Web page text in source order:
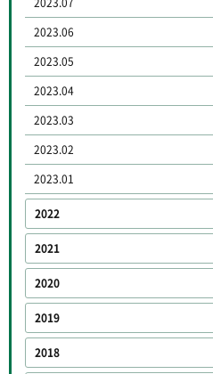
2023.06
2023.05
2023.04
2023.03
2023.02
2023.01
2022
2021
2020
2019
2018